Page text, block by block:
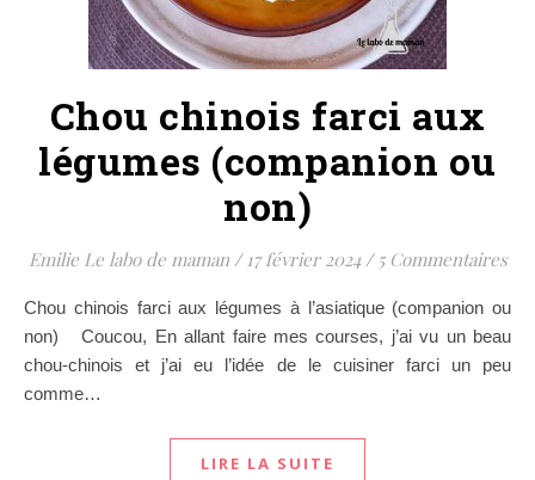
Chou chinois farci aux
légumes (companion ou
non)
Emilie Le labo de maman / 17 février 2024 / 5 Commentaires
Chou chinois farci aux légumes à l’asiatique (companion ou
non) Coucou, En allant faire mes courses, j’ai vu un beau
chou-chinois et j’ai eu l’idée de le cuisiner farci un peu
comme…
LIRE LA SUITE